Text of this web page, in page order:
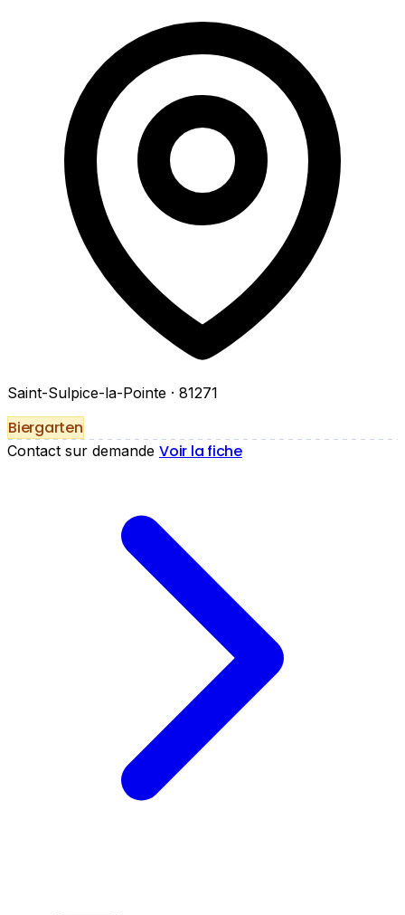
Saint-Sulpice-la-Pointe · 81271
Biergarten
Contact sur demande Voir la fiche